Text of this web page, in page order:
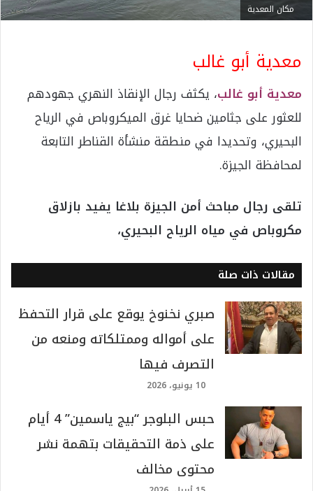
مكان المعدية
معدية أبو غالب
معدية أبو غالب، يكثف رجال الإنقاذ النهري جهودهم
للعثور على جثامين ضحايا غرق الميكروباص في الرياح
البحيري، وتحديدا في منطقة منشأة القناطر التابعة
لمحافظة الجيزة.
تلقى رجال مباحث أمن الجيزة بلاغا يفيد بازلاق
مكروباص في مياه الرياح البحيري،
مقالات ذات صلة
صبري نخنوخ يوقع على قرار التحفظ
على أمواله وممتلكاته ومنعه من
التصرف فيها
10 يونيو، 2026
حبس البلوجر “بيج ياسمين” 4 أيام
على ذمة التحقيقات بتهمة نشر
محتوى مخالف